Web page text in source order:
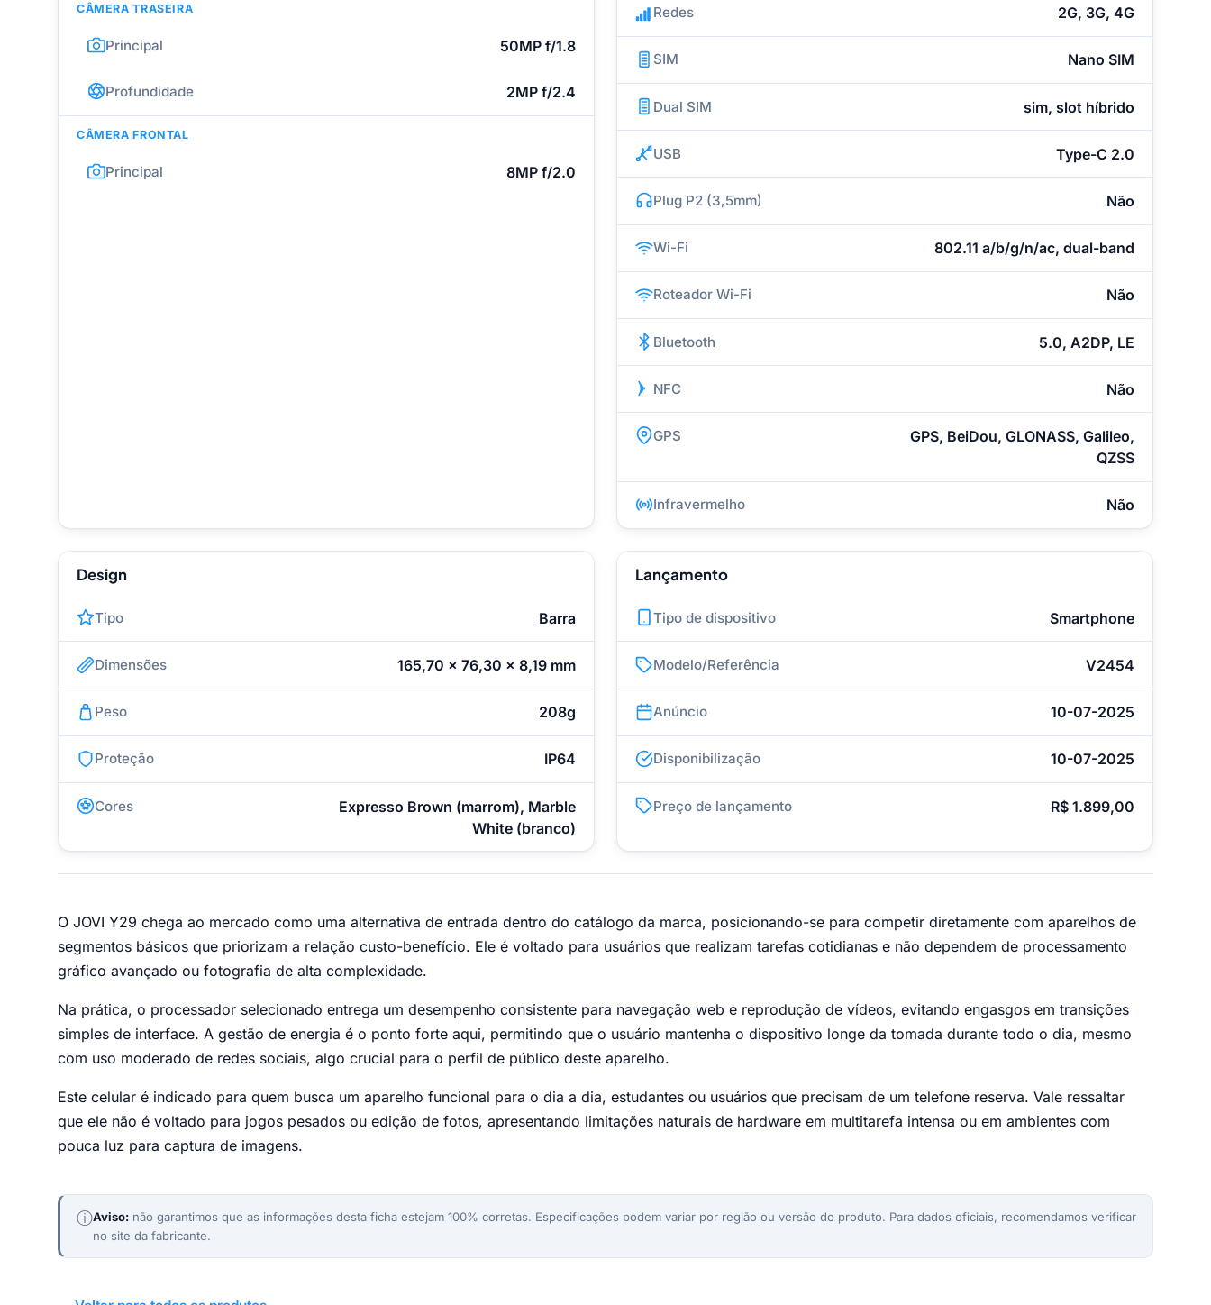
CÂMERA TRASEIRA
Principal 50MP f/1.8
Profundidade 2MP f/2.4
CÂMERA FRONTAL
Principal 8MP f/2.0
Redes 2G, 3G, 4G
SIM Nano SIM
Dual SIM sim, slot híbrido
USB Type-C 2.0
Plug P2 (3,5mm) Não
Wi-Fi 802.11 a/b/g/n/ac, dual-band
Roteador Wi-Fi Não
Bluetooth 5.0, A2DP, LE
NFC Não
GPS
GPS, BeiDou, GLONASS, Galileo,
QZSS
Infravermelho Não
Design
Tipo Barra
Dimensões 165,70 x 76,30 x 8,19 mm
Peso 208g
Proteção IP64
Cores
Expresso Brown (marrom), Marble
White (branco)
Lançamento
Tipo de dispositivo Smartphone
Modelo/Referência V2454
Anúncio 10-07-2025
Disponibilização 10-07-2025
Preço de lançamento R$ 1.899,00
O JOVI Y29 chega ao mercado como uma alternativa de entrada dentro do catálogo da marca, posicionando-se para competir diretamente com aparelhos de
segmentos básicos que priorizam a relação custo-benefício. Ele é voltado para usuários que realizam tarefas cotidianas e não dependem de processamento
gráfico avançado ou fotografia de alta complexidade.
Na prática, o processador selecionado entrega um desempenho consistente para navegação web e reprodução de vídeos, evitando engasgos em transições
simples de interface. A gestão de energia é o ponto forte aqui, permitindo que o usuário mantenha o dispositivo longe da tomada durante todo o dia, mesmo
com uso moderado de redes sociais, algo crucial para o perfil de público deste aparelho.
Este celular é indicado para quem busca um aparelho funcional para o dia a dia, estudantes ou usuários que precisam de um telefone reserva. Vale ressaltar
que ele não é voltado para jogos pesados ou edição de fotos, apresentando limitações naturais de hardware em multitarefa intensa ou em ambientes com
pouca luz para captura de imagens.
ⓘAviso:não garantimos que as informações desta ficha estejam 100% corretas. Especificações podem variar por região ou versão do produto. Para dados oficiais, recomendamos verificar
no site da fabricante.